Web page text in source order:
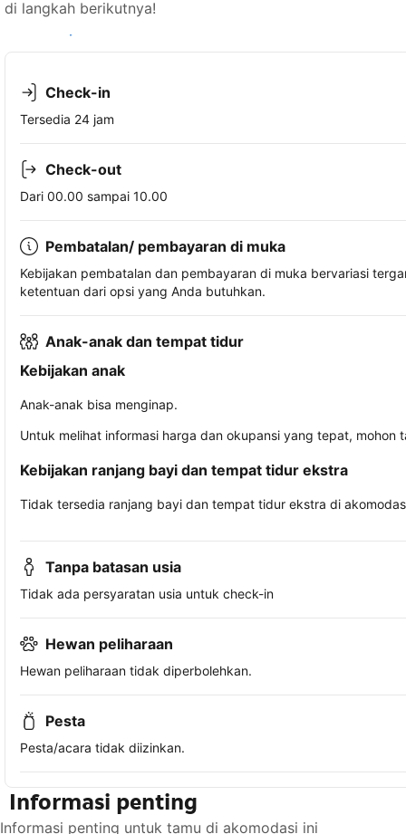
di langkah berikutnya!
Lihat ketersediaan
Check-in
Tersedia 24 jam
Check-out
Dari 00.00 sampai 10.00
Pembatalan/ pembayaran di muka
Kebijakan pembatalan dan pembayaran di muka bervariasi
ketentuan dari opsi yang Anda butuhkan.
Anak-anak dan tempat tidur
Kebijakan anak
Anak-anak bisa menginap.
Untuk melihat informasi harga dan okupansi yang tepat,
Kebijakan ranjang bayi dan tempat tidur ekstra
Tidak tersedia ranjang bayi dan tempat tidur ekstra di
Tanpa batasan usia
Tidak ada persyaratan usia untuk check-in
Hewan peliharaan
Hewan peliharaan tidak diperbolehkan.
Pesta
Pesta/acara tidak diizinkan.
Informasi penting
Informasi penting untuk tamu di akomodasi ini